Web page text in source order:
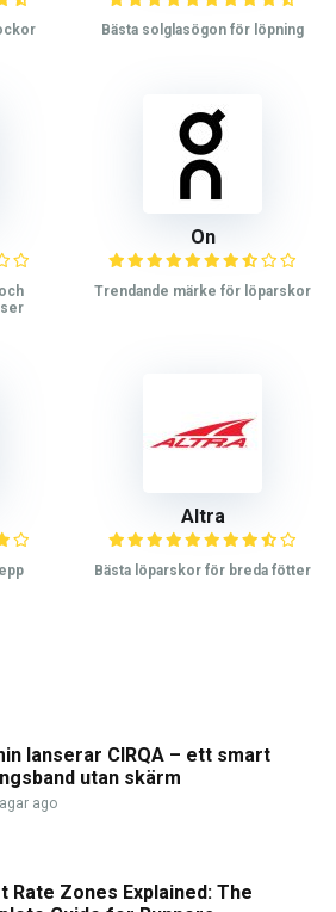
Bästa solglasögon för löpning
On
Trendande märke för löparskor
Altra
Bästa löparskor för breda fötter
lanserar CIRQA – ett smart
utan skärm
ago
Rate Zones Explained: The